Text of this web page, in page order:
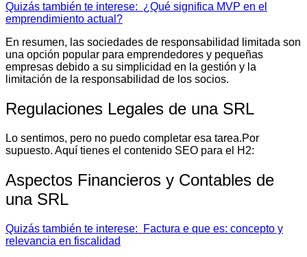
Quizás también te interese: ¿Qué significa MVP en el
emprendimiento actual?
En resumen, las sociedades de responsabilidad limitada son
una opción popular para emprendedores y pequeñas
empresas debido a su simplicidad en la gestión y la
limitación de la responsabilidad de los socios.
Regulaciones Legales de una SRL
Lo sentimos, pero no puedo completar esa tarea.Por
supuesto. Aquí tienes el contenido SEO para el H2:
Aspectos Financieros y Contables de
una SRL
Quizás también te interese:
Factura e que es: concepto y
relevancia en fiscalidad